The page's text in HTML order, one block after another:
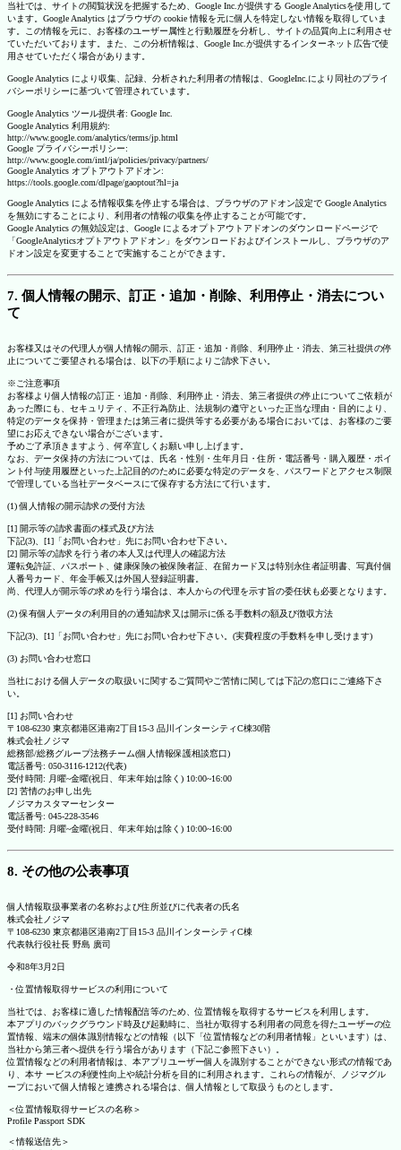
当社では、サイトの閲覧状況を把握するため、Google Inc.が提供する Google Analyticsを使用して
います。Google Analytics はブラウザの cookie 情報を元に個人を特定しない情報を取得していま
す。この情報を元に、お客様のユーザー属性と行動履歴を分析し、サイトの品質向上に利用させ
ていただいております。また、この分析情報は、Google Inc.が提供するインターネット広告で使
用させていただく場合があります。
Google Analytics により収集、記録、分析された利用者の情報は、GoogleInc.により同社のプライ
バシーポリシーに基づいて管理されています。
Google Analytics ツール提供者: Google Inc.
Google Analytics 利用規約:
http://www.google.com/analytics/terms/jp.html
Google プライバシーポリシー:
http://www.google.com/intl/ja/policies/privacy/partners/
Google Analytics オプトアウトアドオン:
https://tools.google.com/dlpage/gaoptout?hl=ja
Google Analytics による情報収集を停止する場合は、ブラウザのアドオン設定で Google Analytics
を無効にすることにより、利用者の情報の収集を停止することが可能です。
Google Analytics の無効設定は、Google によるオプトアウトアドオンのダウンロードページで
「GoogleAnalyticsオプトアウトアドオン」をダウンロードおよびインストールし、ブラウザのア
ドオン設定を変更することで実施することができます。
7. 個人情報の開示、訂正・追加・削除、利用停止・消去につい
て
お客様又はその代理人が個人情報の開示、訂正・追加・削除、利用停止・消去、第三社提供の停
止についてご要望される場合は、以下の手順によりご請求下さい。
※ご注意事項
お客様より個人情報の訂正・追加・削除、利用停止・消去、第三者提供の停止についてご依頼が
あった際にも、セキュリティ、不正行為防止、法規制の遵守といった正当な理由・目的により、
特定のデータを保持・管理または第三者に提供等する必要がある場合においては、お客様のご要
望にお応えできない場合がございます。
予めご了承頂きますよう、何卒宜しくお願い申し上げます。
なお、データ保持の方法については、氏名・性別・生年月日・住所・電話番号・購入履歴・ポイ
ント付与使用履歴といった上記目的のために必要な特定のデータを、パスワードとアクセス制限
で管理している当社データベースにて保存する方法にて行います。
(1) 個人情報の開示請求の受付方法
[1] 開示等の請求書面の様式及び方法
下記(3)、[1]「お問い合わせ」先にお問い合わせ下さい。
[2] 開示等の請求を行う者の本人又は代理人の確認方法
運転免許証、パスポート、健康保険の被保険者証、在留カード又は特別永住者証明書、写真付個
人番号カード、年金手帳又は外国人登録証明書。
尚、代理人が開示等の求めを行う場合は、本人からの代理を示す旨の委任状も必要となります。
(2) 保有個人データの利用目的の通知請求又は開示に係る手数料の額及び徴収方法
下記(3)、[1]「お問い合わせ」先にお問い合わせ下さい。(実費程度の手数料を申し受けます)
(3) お問い合わせ窓口
当社における個人データの取扱いに関するご質問やご苦情に関しては下記の窓口にご連絡下さ
い。
[1] お問い合わせ
〒108-6230 東京都港区港南2丁目15-3 品川インターシティC棟30階
株式会社ノジマ
総務部/総務グループ法務チーム(個人情報保護相談窓口)
電話番号: 050-3116-1212(代表)
受付時間: 月曜~金曜(祝日、年末年始は除く) 10:00~16:00
[2] 苦情のお申し出先
ノジマカスタマーセンター
電話番号: 045-228-3546
受付時間: 月曜~金曜(祝日、年末年始は除く) 10:00~16:00
8. その他の公表事項
個人情報取扱事業者の名称および住所並びに代表者の氏名
株式会社ノジマ
〒108-6230 東京都港区港南2丁目15-3 品川インターシティC棟
代表執行役社長 野島 廣司
令和8年3月2日
・位置情報取得サービスの利用について
当社では、お客様に適した情報配信等のため、位置情報を取得するサービスを利用します。
本アプリのバックグラウンド時及び起動時に、当社が取得する利用者の同意を得たユーザーの位
置情報、端末の個体識別情報などの情報（以下「位置情報などの利用者情報」といいます）は、
当社から第三者へ提供を行う場合があります（下記ご参照下さい）。
位置情報などの利用者情報は、本アプリユーザー個人を識別することができない形式の情報であ
り、本サ ービスの利便性向上や統計分析を目的に利用されます。これらの情報が、ノジマグル
ープにおいて個人情報と連携される場合は、個人情報として取扱うものとします。
＜位置情報取得サービスの名称＞
Profile Passport SDK
＜情報送信先＞